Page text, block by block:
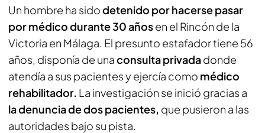
Un hombre ha sidodetenido por hacerse pasar
por médico durante 30 añosen el Rincón de la
Victoria en Málaga. El presunto estafador tiene 56
años, disponía de unaconsulta privadadonde
atendía a sus pacientes y ejercía como médico
rehabilitador. La investigación se inició gracias a
la denuncia de dos pacientes, que pusieron a las
autoridades bajo su pista.